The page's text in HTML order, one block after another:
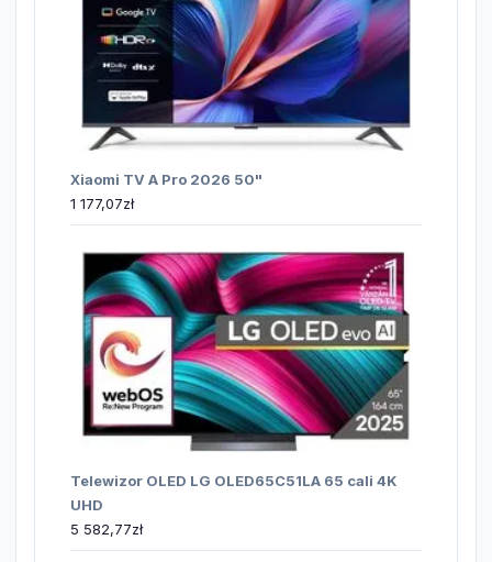
Xiaomi TV A Pro 2026 50"
1 177,07zł
Telewizor OLED LG OLED65C51LA 65 cali 4K
UHD
5 582,77zł